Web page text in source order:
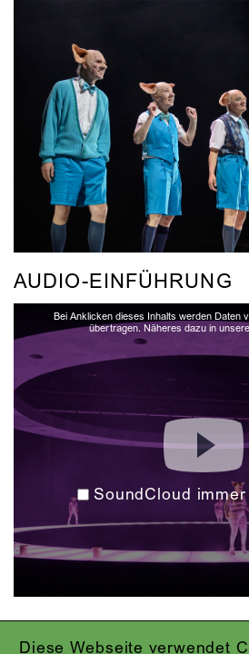
Diese Webseite verwendet
AUDIO-EINFÜHRUNG
Bei Anklicken dieses Inhalts werden Daten
übertragen. Näheres dazu in
SoundCloud